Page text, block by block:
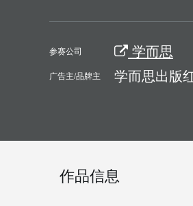
参赛公司 学而思
广告主/品牌主 学而思出版
作品信息